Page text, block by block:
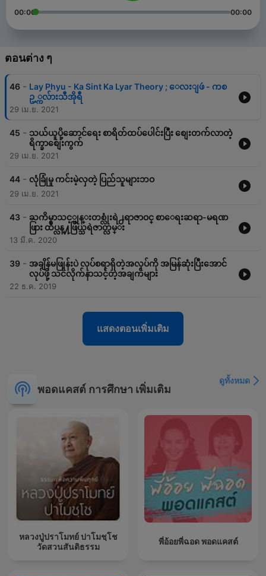
00:00 00:00
ตอนต่าง ๆ
46 - Lay Phyu - Ka Sint Ka Lyar Theory ; ေလးျဖဴ - ကစ
ဥ့္ကလ်ားသီအိုရီ
29 เม.ย. 2021
45 - သယ်ယူပို့ဆောင်ရေး စာရိတ်ထပ်ပေါင်းပြီး စျေးတက်လာတဲ့
ရိက္ခာစျေးကွက်
29 เม.ย. 2021
44 - လုံခြုံမှု ကင်းမဲ့လှတဲ့ ပြည်သူများဘဝ
29 เม.ย. 2021
43 - ႀကိမ္စာသင့္ဖုန္းတစ္လုံးရဲ႕ရာဇာဝင္ စာေရးဆရာ-မရဏ
ဖြား ထိပ္လန္႔ဖြယ္သရဲဇာတ္လမ္း
13 มี.ค. 2020
39 - အချိန်မဖြုန်းပဲ လုပ်စရာရှိတဲ့အလုပ်ကို အမြန်ဆုံးပြီးအောင်
လုပ်ဖို့ သင်လိုက်နာသင့်တဲ့အချက်များ
22 ธ.ค. 2019
แสดงตอนเพิ่มเติม
พอดแคสต์ การศึกษา เพิ่มเติม
ดูทั้งหมด
หลวงปู่ปราโมทย์ ปาโมชฺโช
วัดสวนสันติธรรม
พี่อ้อยพี่ฉอด พอดแคสต์